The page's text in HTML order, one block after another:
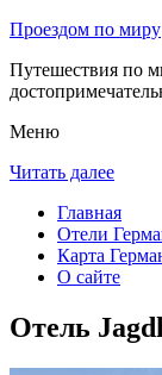
Проездом по миру
Путешествия по
Меню
Читать далее
Главная
Отели
Карта
О сайте
Отель